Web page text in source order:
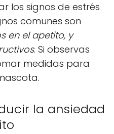
los signos de estrés
comunes son
en el apetito, y
. Si observas
medidas para
la ansiedad